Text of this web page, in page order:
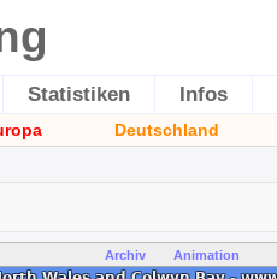
Statistiken Infos
Deutschland
Archiv Animation